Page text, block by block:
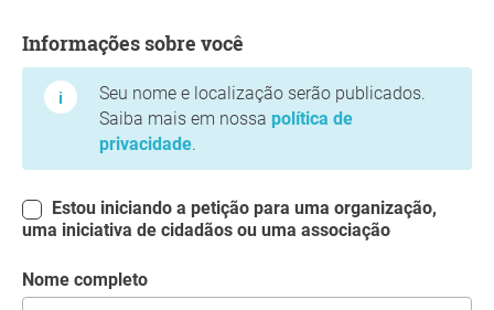
Informações sobre você
Seu nome e localização serão publicados.
Saiba mais em nossa política de
privacidade.
uma iniciativa de cidadãos ou uma associação
Nome completo